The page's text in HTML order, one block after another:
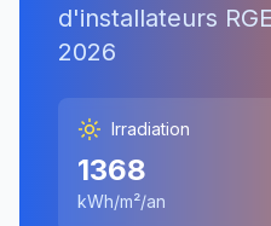
d'installateurs
2026
Irradiation
1368
kWh/m²/an